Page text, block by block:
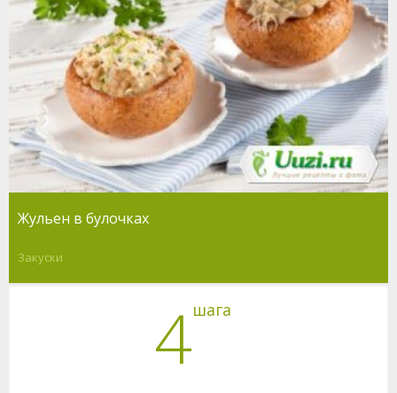
Жульен в булочках
Закуски
4шага